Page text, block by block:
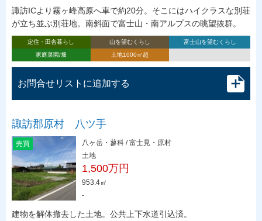
諏訪ICより霧ヶ峰高原へ車で約20分。そこにはハイクラスな別荘
が立ち並ぶ別荘地。南斜面で富士山・南アルプスの眺望抜群。
定住・田舎暮らし 山を望むくらし
富士山を望むくらし
家庭菜園/畑
土地1000㎡超
お問合せリストに追加する
諏訪郡原村 八ツ手
売買
八ヶ岳・蓼科 / 富士見・原村
土地
1,500万円
953.4㎡
-
建物を解体撤去した土地。公共上下水道引込済。